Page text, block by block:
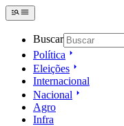
Buscar
Política
Eleições
Internacional
Nacional
Agro
Infra